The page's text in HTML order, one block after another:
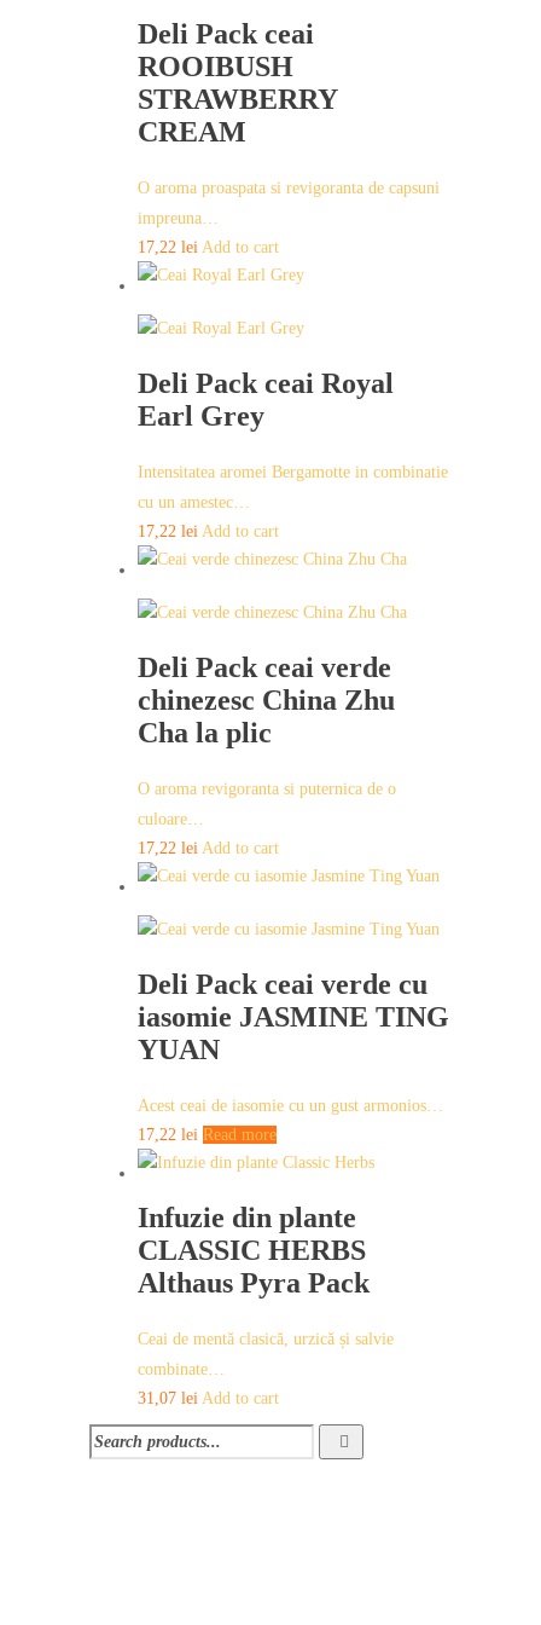
Deli Pack ceai
ROOIBUSH
STRAWBERRY
CREAM
O aroma proaspata si revigoranta de capsuni
impreuna…
17,22 lei Add to cart
Deli Pack ceai Royal
Earl Grey
Intensitatea aromei Bergamotte in combinatie
cu un amestec…
17,22 lei Add to cart
Deli Pack ceai verde
chinezesc China Zhu
Cha la plic
O aroma revigoranta si puternica de o
culoare…
17,22 lei Add to cart
Deli Pack ceai verde cu
iasomie JASMINE TING
YUAN
Acest ceai de iasomie cu un gust armonios…
17,22 lei Read more
Infuzie din plante
CLASSIC HERBS
Althaus Pyra Pack
Ceai de mentă clasică, urzică și salvie
combinate…
31,07 lei Add to cart